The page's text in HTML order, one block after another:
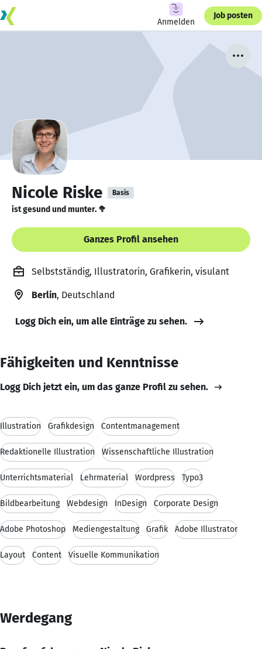
Anmelden
Job posten
Nicole Riske Basis
ist gesund und munter. 🥦
Ganzes Profil ansehen
Selbstständig, Illustratorin, Grafikerin, visulant
Berlin, Deutschland
Logg Dich ein, um alle Einträge zu sehen.
Fähigkeiten und Kenntnisse
Logg Dich jetzt ein, um das ganze Profil zu sehen.
Illustration Grafikdesign Contentmanagement
Redaktionelle Illustration Wissenschaftliche Illustration
Unterrichtsmaterial Lehrmaterial Wordpress Typo3
Bildbearbeitung Webdesign InDesign Corporate Design
Adobe Photoshop Mediengestaltung Grafik Adobe Illustrator
Layout Content Visuelle Kommunikation
Werdegang